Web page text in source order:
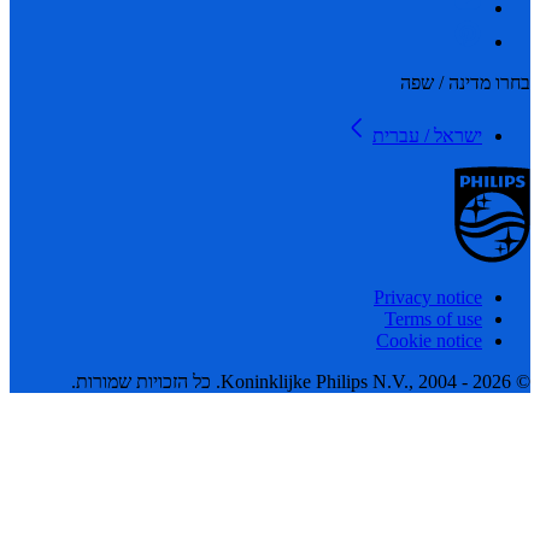
מדינה / שפה
ישראל / עברית
Privacy notice
Terms of use
Cookie notice